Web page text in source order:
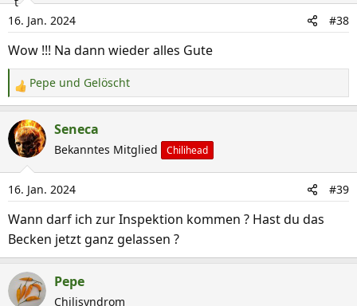
i
o
n
:
16. Jan. 2024 #38
Wow !!! Na dann wieder alles Gute
R
e
a
k
t
i
o
n
n
Pepe und Gelöscht
Seneca
Bekanntes Mitglied Chilihead
16. Jan. 2024 #39
Wann darf ich zur Inspektion kommen ? Hast du das
Becken jetzt ganz gelassen ?
Pepe
Chilisyndrom